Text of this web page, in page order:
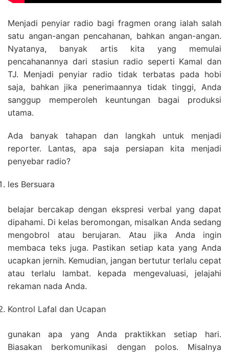
Menjadi penyiar radio bagi fragmen orang ialah salah
satu angan-angan pencahanan, bahkan angan-angan.
Nyatanya, banyak artis kita yang memulai
pencahanannya dari stasiun radio seperti Kamal dan
TJ. Menjadi penyiar radio tidak terbatas pada hobi
saja, bahkan jika penerimaannya tidak tinggi, Anda
sanggup memperoleh keuntungan bagai produksi
utama.
Ada banyak tahapan dan langkah untuk menjadi
reporter. Lantas, apa saja persiapan kita menjadi
penyebar radio?
les Bersuara
belajar bercakap dengan ekspresi verbal yang dapat
dipahami. Di kelas beromongan, misalkan Anda sedang
mengobrol atau berujaran. Atau jika Anda ingin
membaca teks juga. Pastikan setiap kata yang Anda
ucapkan jernih. Kemudian, jangan bertutur terlalu cepat
atau terlalu lambat. kepada mengevaluasi, jelajahi
rekaman nada Anda.
Kontrol Lafal dan Ucapan
gunakan apa yang Anda praktikkan setiap hari.
Biasakan berkomunikasi dengan polos. Misalnya